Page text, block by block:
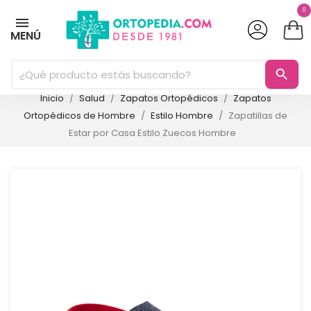
MENÚ
0
search
Inicio Salud Zapatos Ortopédicos
Zapatos
Ortopédicos de Hombre
Estilo Hombre
Zapatillas de
Estar por Casa Estilo Zuecos Hombre